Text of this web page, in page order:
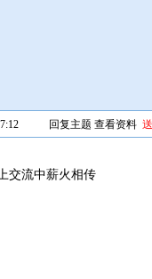
回复主题 查看资料
交流中薪火相传